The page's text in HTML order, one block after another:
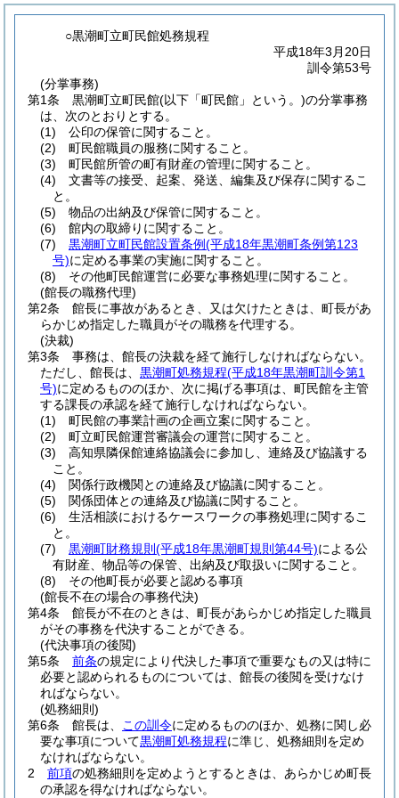
○黒潮町立町民館処務規程
平成18年3月20日
訓令第53号
(分掌事務)
第1条
黒潮町立町民館(以下「町民館」という。)の分掌事務
は、次のとおりとする。
(1)
公印の保管に関すること。
(2)
町民館職員の服務に関すること。
(3)
町民館所管の町有財産の管理に関すること。
(4)
文書等の接受、起案、発送、編集及び保存に関するこ
と。
(5)
物品の出納及び保管に関すること。
(6)
館内の取締りに関すること。
(7)
黒潮町立町民館設置条例(平成18年黒潮町条例第123
号)に定める事業の実施に関すること。
(8)
その他町民館運営に必要な事務処理に関すること。
(館長の職務代理)
第2条
館長に事故があるとき、又は欠けたときは、町長があ
らかじめ指定した職員がその職務を代理する。
(決裁)
第3条
事務は、館長の決裁を経て施行しなければならない。
ただし、館長は、 黒潮町処務規程(平成18年黒潮町訓令第1
号)に定めるもののほか、次に掲げる事項は、町民館を主管
する課長の承認を経て施行しなければならない。
(1)
町民館の事業計画の企画立案に関すること。
(2)
町立町民館運営審議会の運営に関すること。
(3)
高知県隣保館連絡協議会に参加し、連絡及び協議する
こと。
(4)
関係行政機関との連絡及び協議に関すること。
(5)
関係団体との連絡及び協議に関すること。
(6)
生活相談におけるケースワークの事務処理に関するこ
と。
(7)
黒潮町財務規則 (平成18年黒潮町規則第44号)による公
有財産、物品等の保管、出納及び取扱いに関すること。
(8)
その他町長が必要と認める事項
(館長不在の場合の事務代決)
第4条
館長が不在のときは、町長があらかじめ指定した職員
がその事務を代決することができる。
(代決事項の後閲)
第5条
前条の規定により代決した事項で重要なもの又は特に
必要と認められるものについては、館長の後閲を受けなけ
ればならない。
(処務細則)
第6条
館長は、 この訓令に定めるもののほか、処務に関し必
要な事項について黒潮町処務規程に準じ、処務細則を定め
なければならない。
2
前項の処務細則を定めようとするときは、あらかじめ町長
の承認を得なければならない。